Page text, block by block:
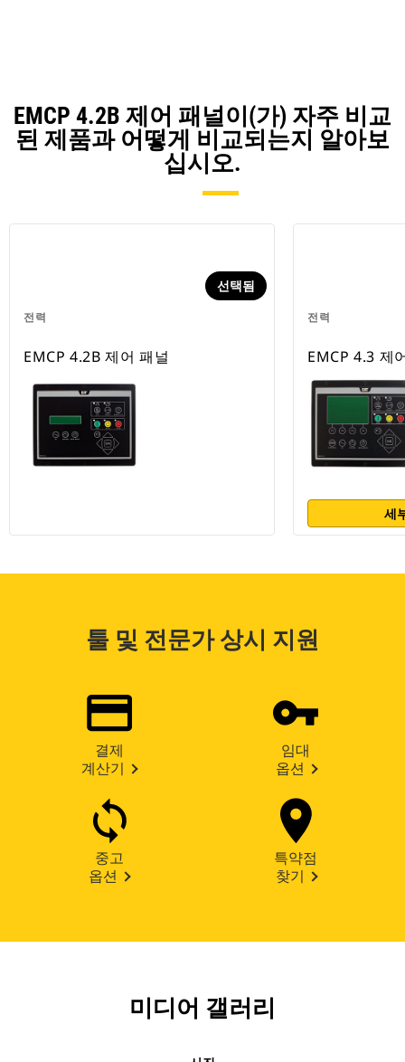
EMCP 4.2B 제어 패널이(가) 자주 비교
된 제품과 어떻게 비교되는지 알아보
십시오.
전력
선택됨
EMCP 4.2B 제어 패널
전력
EMCP 4.3 제
세
툴 및 전문가 상시 지원
결제
계산기
임대
옵션
중고
옵션
특약점
찾기
미디어 갤러리